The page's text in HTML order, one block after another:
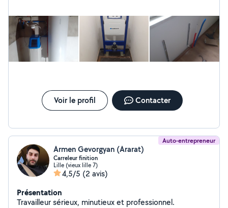
Voir le profil Contacter
Auto-entrepreneur
Armen Gevorgyan (Ararat)
Carreleur finition
Lille (vieux lille 7)
4,5/5 (2 avis)
Présentation
Travailleur sérieux, minutieux et professionnel.